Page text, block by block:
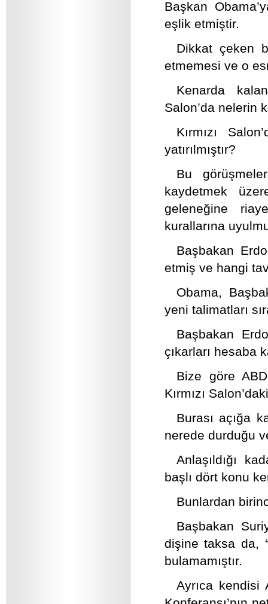
Başkan
eşlik etmiştir.
Dikkat çeken
etmemesi ve o
Kenarda
Salon’da nelerin
Kırmızı
yatırılmıştır?
Bu
kaydetmek
geleneğine
kurallarına
Başbakan
etmiş ve hangi
Obama,
yeni talimatları
Başbakan
çıkarları hesaba
Bize göre
Kırmızı
Burası açığa
nerede durduğu
Anlaşıldığı
başlı dört konu
Bunlardan
Başbakan
dişine taksa da,
bulamamıştır.
Ayrıca kendisi